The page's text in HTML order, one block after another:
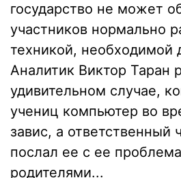
государство не может
участников нормально
техникой, необходимой
Аналитик Виктор Таран
удивительном случае,
учениц компьютер во
завис, а ответственный
послал ее с ее
родителями...